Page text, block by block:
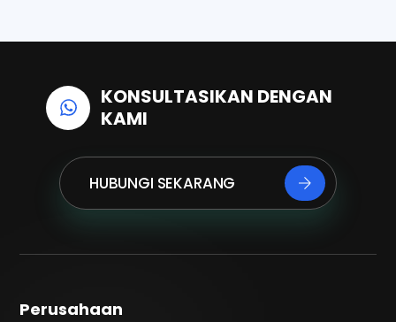
KONSULTASIKAN DENGAN
KAMI
HUBUNGI SEKARANG
Perusahaan